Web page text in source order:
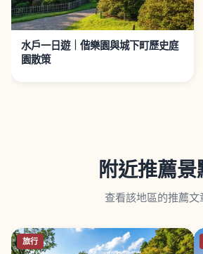
水戶一日遊｜偕樂園與城下町歷史庭
園散策
附近推薦景
查看該地區的推薦文
旅行